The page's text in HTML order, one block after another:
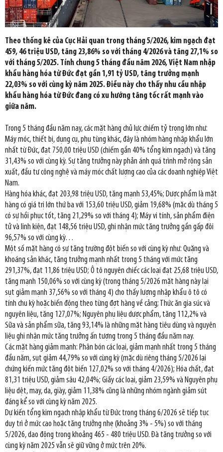
Theo thống kê của Cục Hải quan trong tháng 5/2026, kim ngạch đạt
459, 46 triệu USD, tăng 23,86% so với tháng 4/2026 và tăng 27,1% so
với tháng 5/2025. Tính chung 5 tháng đầu năm 2026, Việt Nam nhập
khẩu hàng hóa từ Đức đạt gần 1,91 tỷ USD, tăng trưởng mạnh
22,03% so với cùng kỳ năm 2025. Điều này cho thấy nhu cầu nhập
khẩu hàng hóa từ Đức đang có xu hướng tăng tốc rất mạnh vào
giữa năm.
Trong 5 tháng đầu năm nay, các mặt hàng chủ lực chiếm tỷ trọng lớn như:
Máy móc, thiết bị, dụng cụ, phụ tùng khác, đây là nhóm hàng nhập khẩu lớn
nhất từ Đức, đạt 750,00 triệu USD (chiếm gần 40% tổng kim ngạch) và tăng
31,43% so với cùng kỳ. Sự tăng trưởng này phản ánh quá trình mở rộng sản
xuất, đầu tư công nghệ và máy móc chất lượng cao của các doanh nghiệp Việt
Nam.
Hàng hóa khác, đạt 203,98 triệu USD, tăng mạnh 53,45%; Dược phẩm là mặt
hàng có giá trị lớn thứ ba với 153,60 triệu USD, giảm 19,68% (mặc dù tháng 5
có sự hồi phục tốt, tăng 21,29% so với tháng 4); Máy vi tính, sản phẩm điện
tử và linh kiện, đạt 148,56 triệu USD, ghi nhận mức tăng trưởng gần gấp đôi
96,57% so với cùng kỳ…
Một số mặt hàng có sự tăng trường đột biến so với cùng kỳ như: Quặng và
khoáng sản khác, tăng trưởng mạnh nhất trong 5 tháng với mức tăng
291,37%, đạt 11,86 triệu USD; Ô tô nguyên chiếc các loại đạt 25,68 triệu USD,
tăng mạnh 150,06% so với cùng kỳ (trong tháng 5/2026 mặt hàng này lại
sụt giảm mạnh 37,56% so với tháng 4) cho thấy lượng nhập khẩu ô tô có
tính chu kỳ hoặc biến động theo từng đợt hàng về cảng; Thức ăn gia súc và
nguyên liệu, tăng 127,07%; Nguyên phụ liệu dược phẩm, tăng 112,2% và
Sữa và sản phẩm sữa, tăng 93,14% là những mặt hàng tiêu dùng và nguyên
liệu ghi nhận mức tăng trưởng ấn tượng trong 5 tháng đầu năm nay.
Các mặt hàng giảm mạnh: Phân bón các loại, giảm mạnh nhất trong 5 tháng
đầu năm, sụt giảm 44,79% so với cùng kỳ (mặc dù riêng tháng 5/2026 lại
chứng kiến mức tăng đột biến 127,02% so với tháng 4/2026); Hóa chất, đạt
81,31 triệu USD, giảm sâu 42,04%; Giấy các loại, giảm 23,59% và Nguyên phụ
liệu dệt, may, da, giày, giảm 11,38% cũng là những nhóm ngành giảm sút
đáng kể so với cùng kỳ năm 2025.
Dự kiến tổng kim ngạch nhập khẩu từ Đức trong tháng 6/2026 sẽ tiếp tục
duy trì ở mức cao hoặc tăng trưởng nhẹ (khoảng 3% - 5%) so với tháng
5/2026, dao động trong khoảng 465 - 480 triệu USD. Đà tăng trưởng so với
cùng kỳ năm 2025 vẫn sẽ giữ vững ở mức trên 20%.